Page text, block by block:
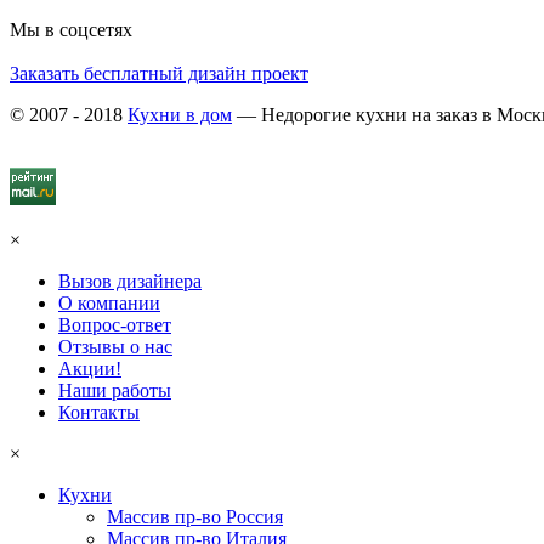
Мы в соцсетях
Заказать бесплатный дизайн проект
© 2007 - 2018 Кухни в дом — Недорогие кухни на заказ в
×
Вызов дизайнера
О компании
Вопрос-ответ
Отзывы о нас
Акции!
Наши работы
Контакты
×
Кухни
Массив пр-во Россия
Массив пр-во Италия